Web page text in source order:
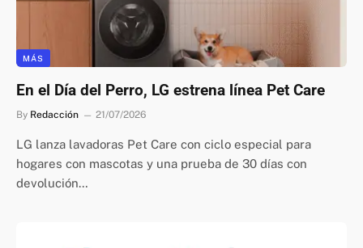
MÁS
En el Día del Perro, LG estrena línea Pet Care
By Redacción 21/07/2026
LG lanza lavadoras Pet Care con ciclo especial para
hogares con mascotas y una prueba de 30 días con
devolución…